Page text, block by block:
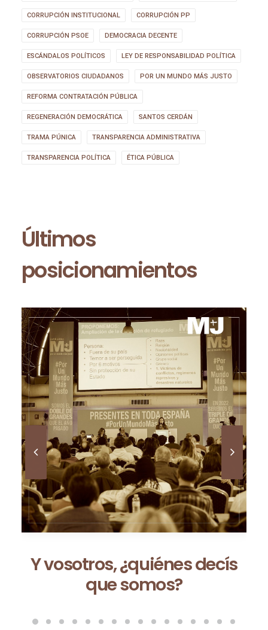
CORRUPCIÓN INSTITUCIONAL CORRUPCIÓN PP
CORRUPCIÓN PSOE DEMOCRACIA DECENTE
ESCÁNDALOS POLÍTICOS LEY DE RESPONSABILIDAD POLÍTICA
OBSERVATORIOS CIUDADANOS POR UN MUNDO MÁS JUSTO
REFORMA CONTRATACIÓN PÚBLICA
REGENERACIÓN DEMOCRÁTICA SANTOS CERDÁN
TRAMA PÚNICA TRANSPARENCIA ADMINISTRATIVA
TRANSPARENCIA POLÍTICA ÉTICA PÚBLICA
Últimos
posicionamientos
Ceuta no es una excepción:
es la consecuencia de un
modelo que fracasa cada